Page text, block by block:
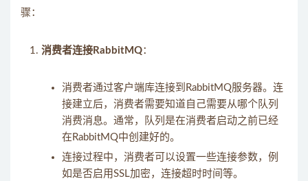
骤：
消费者连接RabbitMQ：
消费者通过客户端库连接到RabbitMQ服务器。连
接建立后，消费者需要知道自己需要从哪个队列
消费消息。通常，队列是在消费者启动之前已经
在RabbitMQ中创建好的。
连接过程中，消费者可以设置一些连接参数，例
如是否启用SSL加密，连接超时时间等。